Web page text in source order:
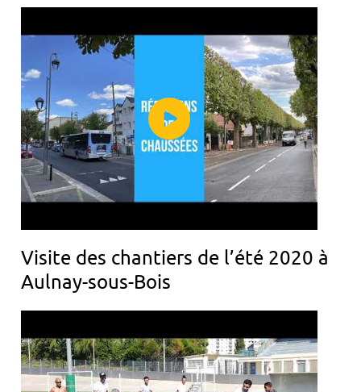
Visite des chantiers de l’été 2020 à
Aulnay-sous-Bois